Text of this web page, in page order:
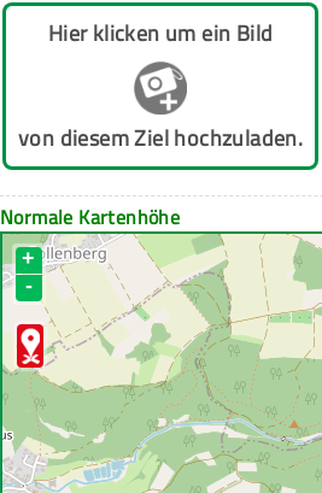
Hier klicken um ein Bild
von diesem Ziel hochzuladen.
Normale Kartenhöhe
+
-